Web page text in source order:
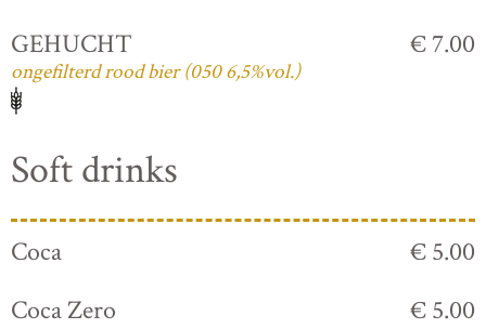
GEHUCHT
ongefilterd rood bier (050 6,5%vol.)
€ 7.00
Soft drinks
Coca
€ 5.00
Coca Zero
€ 5.00